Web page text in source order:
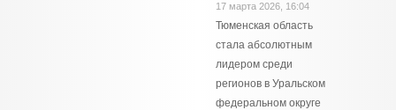
17 марта 2026, 16:04
Тюменская область
стала абсолютным
лидером среди
регионов в Уральском
федеральном округе